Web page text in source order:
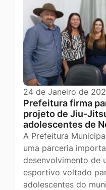
24 de Janeiro de
Prefeitura firma
projeto de Jiu-
adolescentes de
A Prefeitura
uma parceria
desenvolvimento de
esportivo voltado
adolescentes do